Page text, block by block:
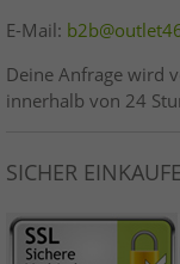
E-Mail:
Deine Anfrage wird
innerhalb von 24
SICHER